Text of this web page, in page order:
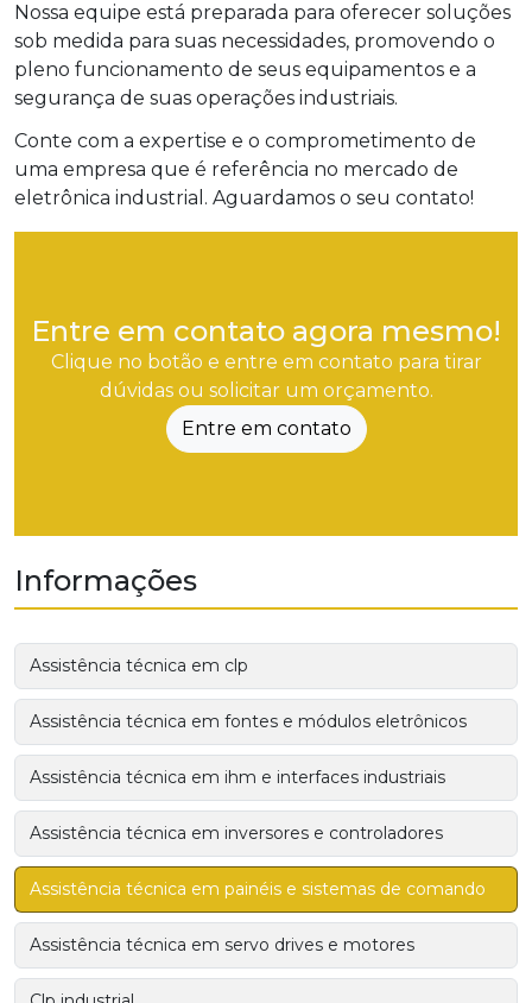
Nossa equipe está preparada para oferecer soluções
sob medida para suas necessidades, promovendo o
pleno funcionamento de seus equipamentos e a
segurança de suas operações industriais.
Conte com a expertise e o comprometimento de
uma empresa que é referência no mercado de
eletrônica industrial. Aguardamos o seu contato!
Entre em contato agora mesmo!
Clique no botão e entre em contato para tirar
dúvidas ou solicitar um orçamento.
Entre em contato
Informações
Assistência técnica em clp
Assistência técnica em fontes e módulos eletrônicos
Assistência técnica em ihm e interfaces industriais
Assistência técnica em inversores e controladores
Assistência técnica em painéis e sistemas de comando
Assistência técnica em servo drives e motores